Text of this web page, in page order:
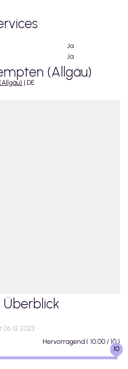
Ja
Ja
(Allgäu)
| DE
06.12.2023
Hervorragend( 10.00/ 10 )
10